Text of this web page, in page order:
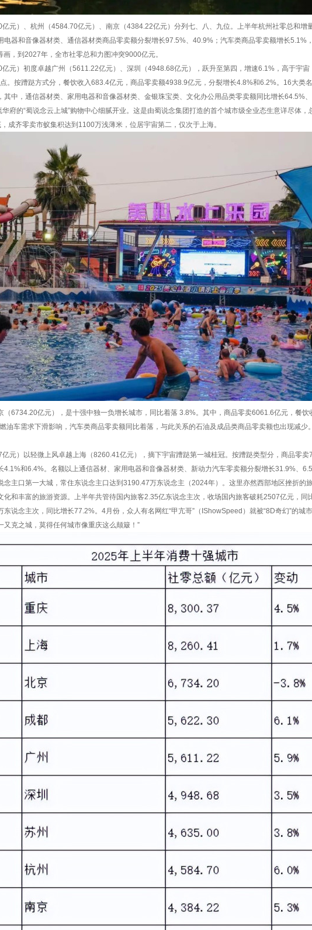
元）、杭州（4584.70亿元）、南京（4384.22亿元）分列七、八、九位。上半年杭州社零总和增
电器和音像器材类、通信器材类商品零卖额分裂增长97.5%、40.9%；汽车类商品零卖额增长5.1%
画，到2027年，全市社零总和力图冲突9000亿元。
亿元）初度卓越广州（5611.22亿元）、深圳（4948.68亿元），跃升至第四，增速6.1%，高于宇
。按蹧跶方式分，餐饮收入683.4亿元，商品零卖额4938.9亿元，分裂增长4.8%和6.2%。16大类
其中，通信器材类、家用电器和音像器材类、金银珠宝类、文化办公用品类零卖额同比增长64.5%
府的“蜀说念云上城”购物中心细腻开业。这是由蜀说念集团打造的首个城市级全业态生意详尽体
成齐零卖市蚁集积达到1100万浅薄米，位居宇宙第二，仅次于上海。
（6734.20亿元），是十强中独一负增长城市，同比着落 3.8%。其中，商品零卖6061.6亿元，餐
油车需求下滑影响，汽车类商品零卖额同比着落，与此关系的石油及成品类商品零卖额也出现减少
元）以轻微上风卓越上海（8260.41亿元），摘下宇宙蹧跶第一城桂冠。按蹧跶类型分，商品零
4.1%和6.4%。名额以上通信器材、家用电器和音像器材类、新动力汽车零卖额分裂增长31.9%、
念主口第一大城，常住东说念主口达到3190.47万东说念主（2024年）。这里亦然西部地区挫折的
化和丰富的旅游资源。上半年共管待国内旅客2.35亿东说念主次，收场国内旅客破耗2507亿元，同
东说念主次，同比增长77.2%。4月份，众人有名网红“甲亢哥”（IShowSpeed）就被“8D奇幻”的城
又克之城，莫得任何城市像重庆这么颠簸！”